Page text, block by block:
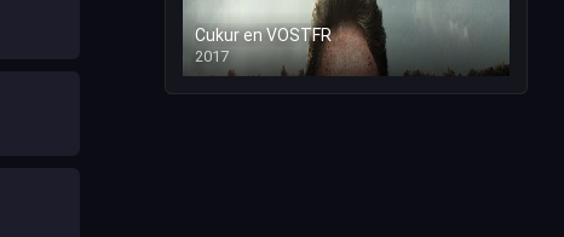
Cukur en VOSTFR
2017